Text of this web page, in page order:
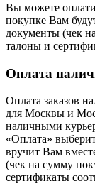
Вы можете
покупке Вам
документы (чек
талоны и
Оплата
Оплата заказов
для Москвы и
наличными
«Оплата»
вручит Вам
(чек на сумму
сертификаты